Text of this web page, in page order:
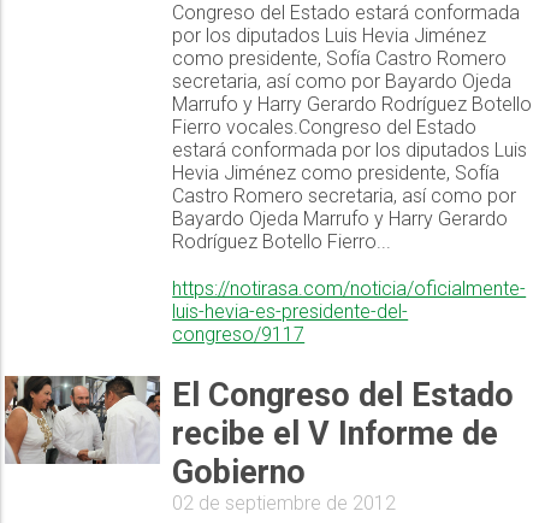
Congreso del Estado estará conformada
por los diputados Luis Hevia Jiménez
como presidente, Sofía Castro Romero
secretaria, así como por Bayardo Ojeda
Marrufo y Harry Gerardo Rodríguez Botello
Fierro vocales.Congreso del Estado
estará conformada por los diputados Luis
Hevia Jiménez como presidente, Sofía
Castro Romero secretaria, así como por
Bayardo Ojeda Marrufo y Harry Gerardo
Rodríguez Botello Fierro...
https://notirasa.com/noticia/oficialmente-
luis-hevia-es-presidente-del-
congreso/9117
El Congreso del Estado
recibe el V Informe de
Gobierno
02 de septiembre de 2012